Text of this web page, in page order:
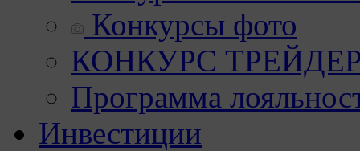
Конкурсы фото
КОНКУРС
Программа
Инвестиции